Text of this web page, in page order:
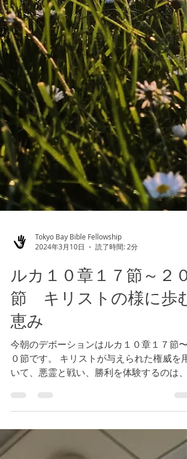
2024年3月10日
読了時間: 2分
ルカ１０章１７節～２０
節 キリストの様に歩む
恵み
今朝のデボーションはルカ１０章１７節〜
０節です。 キリストが与えられた権威を用
の地上のことであり、永遠の視点から見れ
ば、非常に短い期間での出来事です。私た